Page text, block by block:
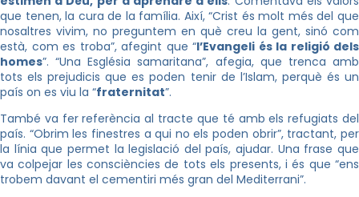
que tenen, la cura de la família. Així, “Crist és molt més del que
nosaltres vivim, no preguntem en què creu la gent, sinó com
està, com es troba”, afegint que “l’Evangeli és la religió dels
homes”. “Una Església samaritana”, afegia, que trenca amb
tots els prejudicis que es poden tenir de l’Islam, perquè és un
país on es viu la “fraternitat”.
També va fer referència al tracte que té amb els refugiats del
país. “Obrim les finestres a qui no els poden obrir”, tractant, per
la línia que permet la legislació del país, ajudar. Una frase que
va colpejar les consciències de tots els presents, i és que “ens
trobem davant el cementiri més gran del Mediterrani”.